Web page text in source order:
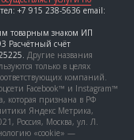
тел: +7 915 238-5636 email:
товарным знаком ИП
Расчётный счёт
Другие названия
только в целях
компаний.
Facebook™ и Instagram™
которая признана в РФ
Яндекс Метрика,
Россия, Москва, ул. Л.
«cookie» —